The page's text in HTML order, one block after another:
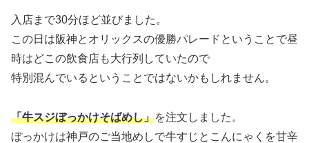
入店まで30分ほど並びました。
この日は阪神とオリックスの優勝パレードということで昼
時はどこの飲食店も大行列していたので
特別混んでいるということではないかもしれません。
「牛スジぼっかけそばめし」を注文しました。
ぼっかけは神戸のご当地めしで牛すじとこんにゃくを甘辛